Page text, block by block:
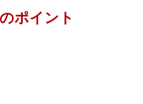
ポイント